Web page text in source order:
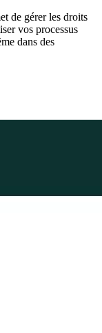
de gérer les droits
vos processus
dans des